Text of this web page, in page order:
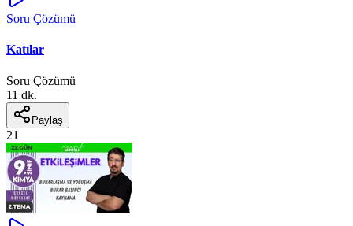
Soru Çözümü
Katılar
Soru Çözümü
11 dk.
Paylaş
21